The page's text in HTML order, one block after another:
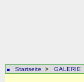
Startseite > GALERIE